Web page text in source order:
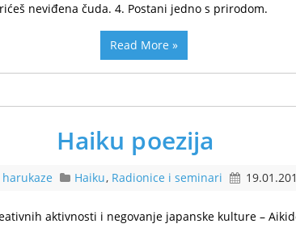
neviđena čuda. 4. Postani jedno s prirodom.
Read More »
Haiku poezija
harukaze Haiku, Radionice i seminari
aktivnosti i negovanje japanske kulture –